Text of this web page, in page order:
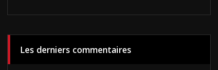
Les derniers commentaires